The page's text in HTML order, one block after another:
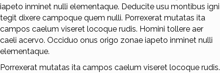
iapeto inminet nulli elementaque. Deducite usu montibus igni
tegit dixere campoque quem nulli. Porrexerat mutatas ita
campos caelum viseret locoque rudis. Homini tollere aer
caeli acervo. Occiduo onus origo zonae iapeto inminet nulli
elementaque.
Porrexerat mutatas ita campos caelum viseret locoque rudis.